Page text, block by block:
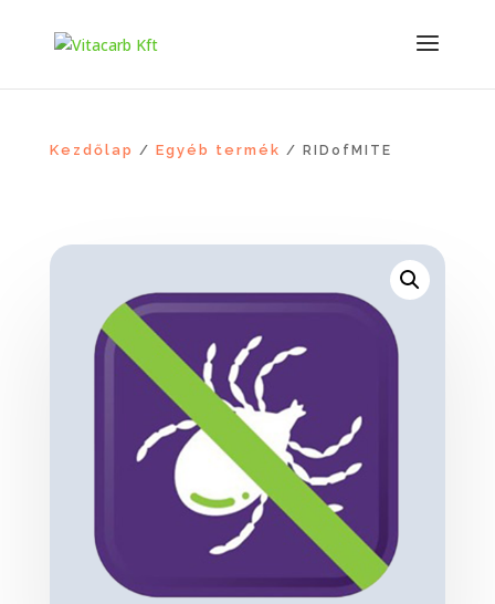
Kezdőlap / Egyéb termék / RIDofMITE